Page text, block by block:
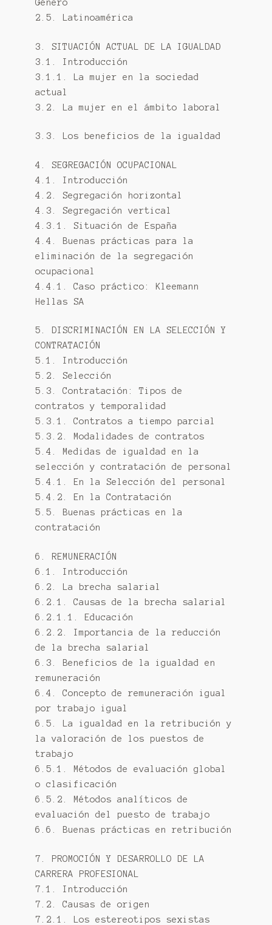
Género
2.5. Latinoamérica
3. SITUACIÓN ACTUAL DE LA IGUALDAD
3.1. Introducción
3.1.1. La mujer en la sociedad
actual
3.2. La mujer en el ámbito laboral
3.3. Los beneficios de la igualdad
4. SEGREGACIÓN OCUPACIONAL
4.1. Introducción
4.2. Segregación horizontal
4.3. Segregación vertical
4.3.1. Situación de España
4.4. Buenas prácticas para la
eliminación de la segregación
ocupacional
4.4.1. Caso práctico: Kleemann
Hellas SA
5. DISCRIMINACIÓN EN LA SELECCIÓN Y
CONTRATACIÓN
5.1. Introducción
5.2. Selección
5.3. Contratación: Tipos de
contratos y temporalidad
5.3.1. Contratos a tiempo parcial
5.3.2. Modalidades de contratos
5.4. Medidas de igualdad en la
selección y contratación de personal
5.4.1. En la Selección del personal
5.4.2. En la Contratación
5.5. Buenas prácticas en la
contratación
6. REMUNERACIÓN
6.1. Introducción
6.2. La brecha salarial
6.2.1. Causas de la brecha salarial
6.2.1.1. Educación
6.2.2. Importancia de la reducción
de la brecha salarial
6.3. Beneficios de la igualdad en
remuneración
6.4. Concepto de remuneración igual
por trabajo igual
6.5. La igualdad en la retribución y
la valoración de los puestos de
trabajo
6.5.1. Métodos de evaluación global
o clasificación
6.5.2. Métodos analíticos de
evaluación del puesto de trabajo
6.6. Buenas prácticas en retribución
7. PROMOCIÓN Y DESARROLLO DE LA
CARRERA PROFESIONAL
7.1. Introducción
7.2. Causas de origen
7.2.1. Los estereotipos sexistas